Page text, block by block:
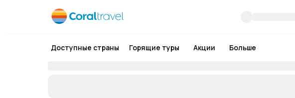
Доступные страны Горящие туры Акции Больше